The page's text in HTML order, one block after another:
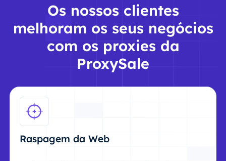
Os nossos clientes
melhoram os seus negócios
com os proxies da
ProxySale
Raspagem da Web